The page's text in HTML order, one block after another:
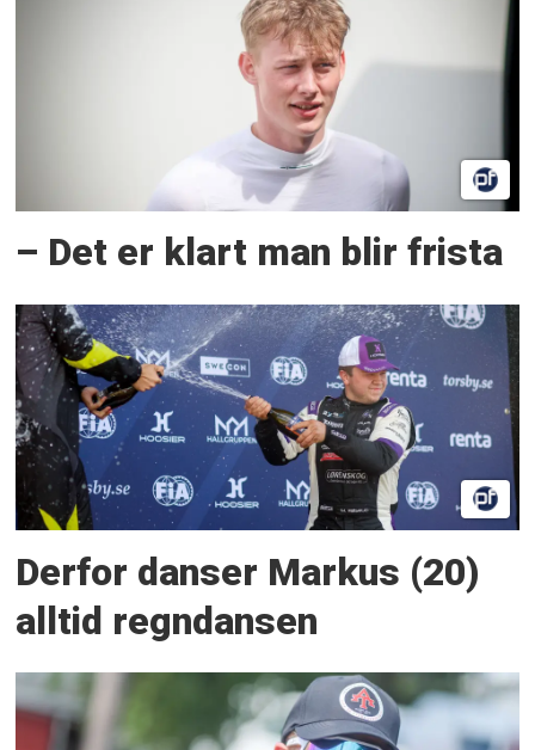
– Det er klart man blir frista
Derfor danser Markus (20)
alltid regndansen